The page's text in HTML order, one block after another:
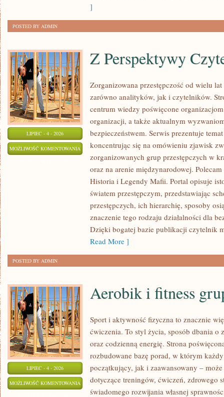
]
POSTED BY ADMIN
LIPIEC - 4 - 2026
MOŻLIWOŚĆ KOMENTOWANIA
PERSPEKTYWY
CZYTELNIKA
Z Perspektywy
Zorganizowana przestępczość od wielu
zarówno analityków, jak i czytelników.
centrum wiedzy poświęcone
organizacji, a także aktualnym
bezpieczeństwem. Serwis prezentuje
koncentrując się na omówieniu zjawisk
zorganizowanych grup przestępczych w
oraz na arenie międzynarodowej.
Historia i Legendy Mafii. Portal opisuje
światem przestępczym, przedstawiając
przestępczych, ich hierarchię, sposoby
znaczenie tego rodzaju działalności dla
Dzięki bogatej bazie publikacji czytelnik
Read More ]
POSTED BY ADMIN
LIPIEC - 4 - 2026
MOŻLIWOŚĆ KOMENTOWANIA AEROBIK
Aerobik i fitness
Sport i aktywność fizyczna to znacznie
ćwiczenia. To styl życia, sposób dbania o
oraz codzienną energię. Strona
rozbudowane bazę porad, w którym
początkujący, jak i zaawansowany –
dotyczące treningów, ćwiczeń, zdrowego
świadomego rozwijania własnej